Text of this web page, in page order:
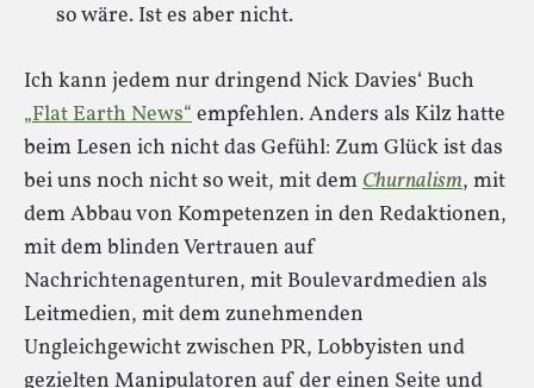
so wäre. Ist es aber nicht.
Ich kann jedem nur dringend Nick Davies‘ Buch
„Flat Earth News“empfehlen. Anders als Kilz hatte
beim Lesen ich nicht das Gefühl: Zum Glück ist das
bei uns noch nicht so weit, mit demChurnalism, mit
dem Abbau von Kompetenzen in den Redaktionen,
mit dem blinden Vertrauen auf
Nachrichtenagenturen, mit Boulevardmedien als
Leitmedien, mit dem zunehmenden
Ungleichgewicht zwischen PR, Lobbyisten und
gezielten Manipulatoren auf der einen Seite und